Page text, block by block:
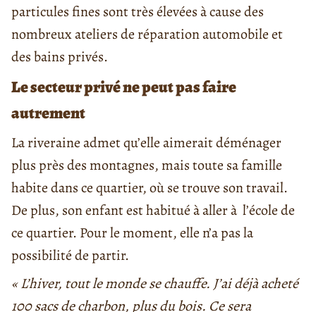
particules fines sont très élevées à cause des
nombreux ateliers de réparation automobile et
des bains privés.
Le secteur privé ne peut pas faire
autrement
La riveraine admet qu’elle aimerait déménager
plus près des montagnes, mais toute sa famille
habite dans ce quartier, où se trouve son travail.
De plus, son enfant est habitué à aller à l’école de
ce quartier. Pour le moment, elle n’a pas la
possibilité de partir.
« L’hiver, tout le monde se chauffe. J’ai déjà acheté
100 sacs de charbon, plus du bois. Ce sera